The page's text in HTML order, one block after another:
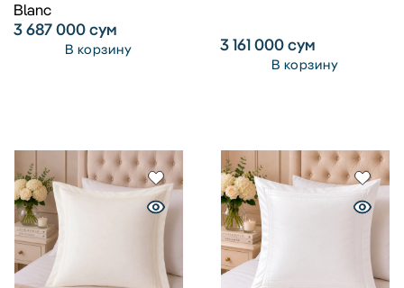
Blanc
3 687 000сум
В корзину 3 161 000сум
В корзину